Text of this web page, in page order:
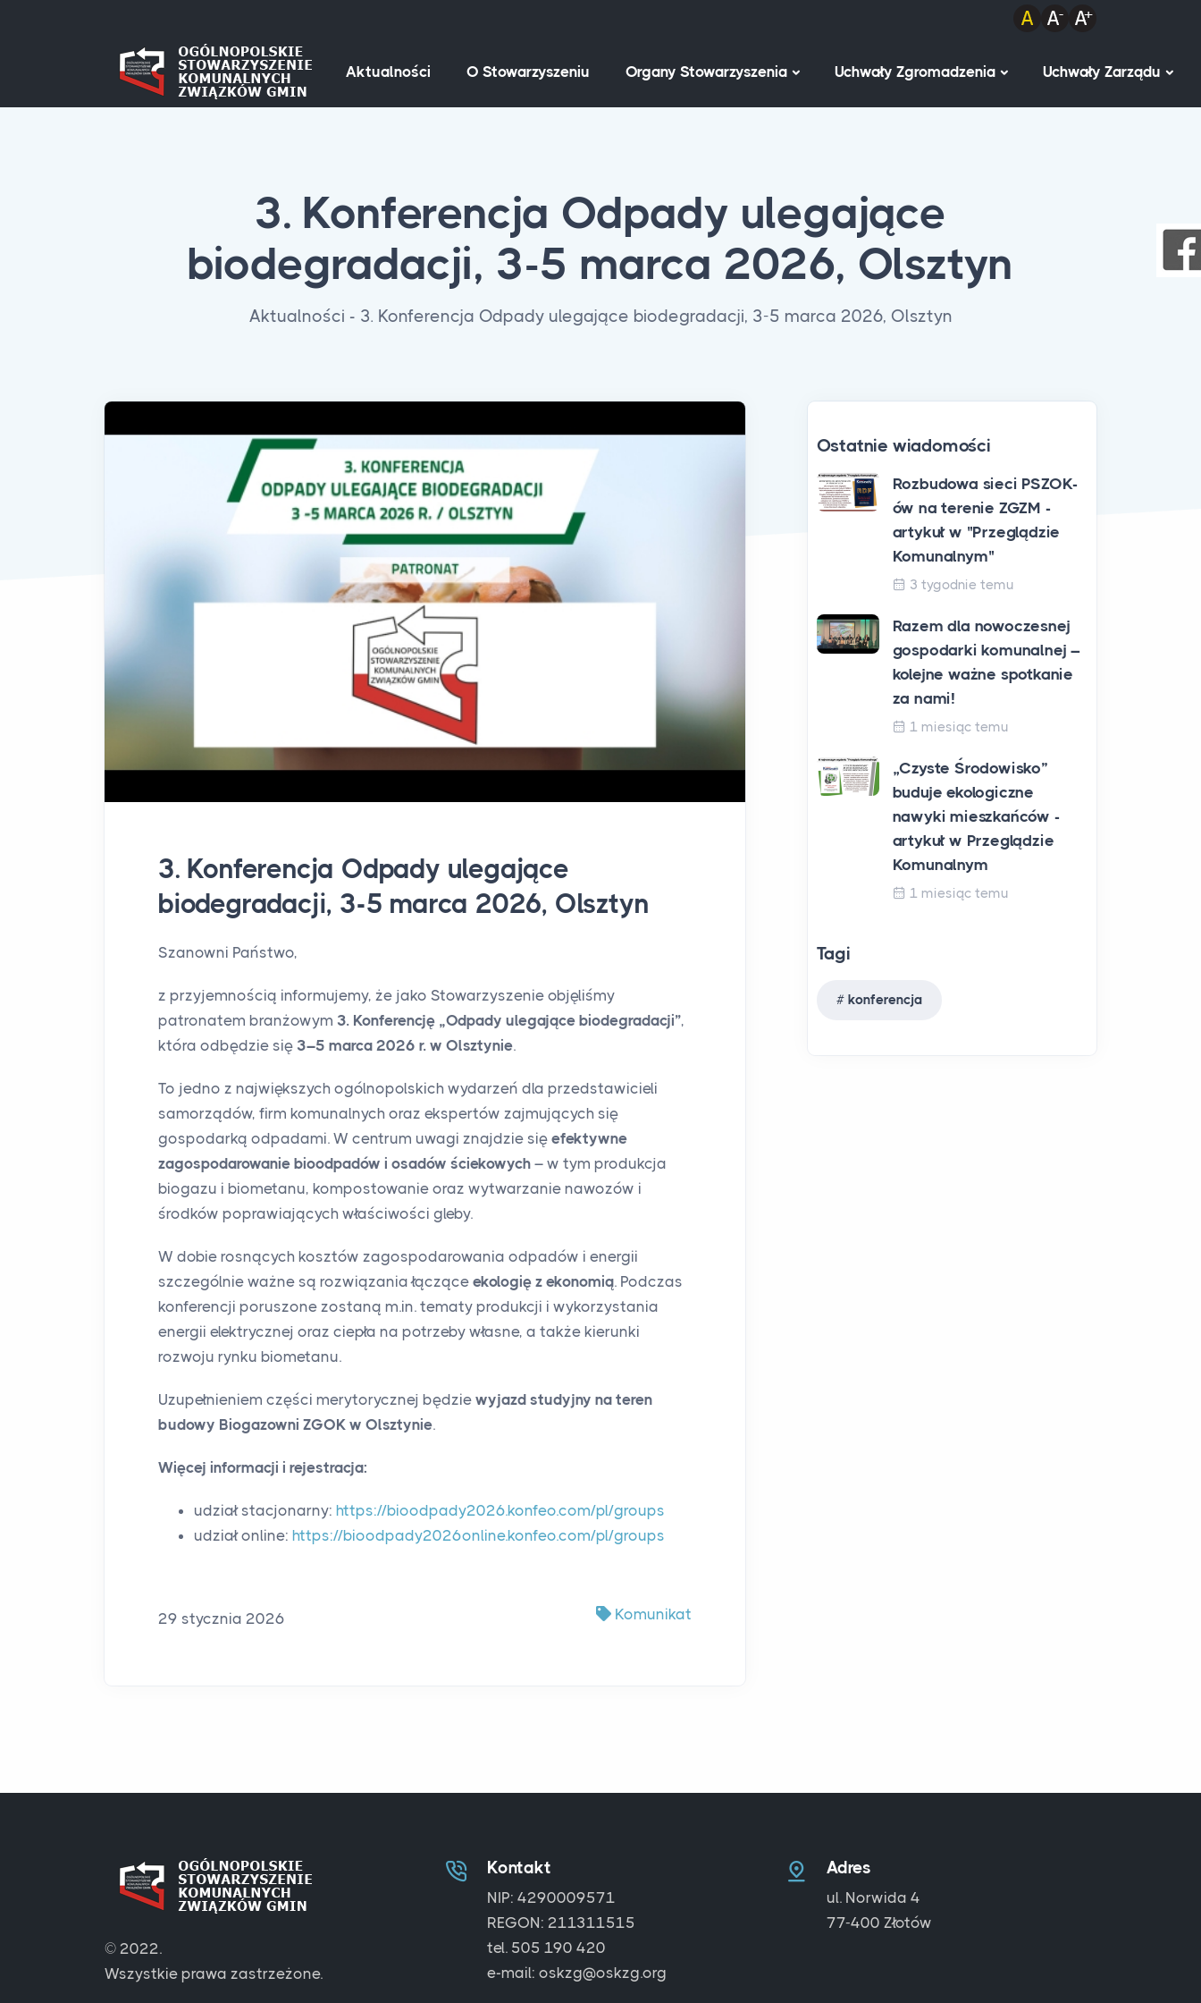
Aktualności O Stowarzyszeniu Organy Stowarzyszenia Uchwały Zgromadzenia Uchwały Zarządu
3. Konferencja Odpady ulegające
biodegradacji, 3-5 marca 2026, Olsztyn
Aktualności - 3. Konferencja Odpady ulegające biodegradacji, 3-5 marca 2026, Olsztyn
3. Konferencja Odpady ulegające
biodegradacji, 3-5 marca 2026, Olsztyn
Szanowni Państwo,
z przyjemnością informujemy, że jako Stowarzyszenie objęliśmy
patronatem branżowym 3. Konferencję „Odpady ulegające biodegradacji”,
która odbędzie się 3–5 marca 2026 r. w Olsztynie.
To jedno z największych ogólnopolskich wydarzeń dla przedstawicieli
samorządów, firm komunalnych oraz ekspertów zajmujących się
gospodarką odpadami. W centrum uwagi znajdzie się efektywne
zagospodarowanie bioodpadów i osadów ściekowych – w tym produkcja
biogazu i biometanu, kompostowanie oraz wytwarzanie nawozów i
środków poprawiających właściwości gleby.
W dobie rosnących kosztów zagospodarowania odpadów i energii
szczególnie ważne są rozwiązania łączące ekologię z ekonomią. Podczas
konferencji poruszone zostaną m.in. tematy produkcji i wykorzystania
energii elektrycznej oraz ciepła na potrzeby własne, a także kierunki
rozwoju rynku biometanu.
Uzupełnieniem części merytorycznej będzie wyjazd studyjny na teren
budowy Biogazowni ZGOK w Olsztynie.
Więcej informacji i rejestracja:
udział stacjonarny: https://bioodpady2026.konfeo.com/pl/groups
udział online: https://bioodpady2026online.konfeo.com/pl/groups
29 stycznia 2026 Komunikat
Ostatnie wiadomości
Rozbudowa sieci PSZOK-
ów na terenie ZGZM -
artykuł w "Przeglądzie
Komunalnym"
3 tygodnie temu
Razem dla nowoczesnej
gospodarki komunalnej –
kolejne ważne spotkanie
za nami!
1 miesiąc temu
„Czyste Środowisko”
buduje ekologiczne
nawyki mieszkańców -
artykuł w Przeglądzie
Komunalnym
1 miesiąc temu
Tagi
konferencja
© 2022.
Wszystkie prawa zastrzeżone.
Kontakt
NIP: 4290009571
REGON: 211311515
tel. 505 190 420
e-mail: oskzg@oskzg.org
Adres
ul. Norwida 4
77-400 Złotów